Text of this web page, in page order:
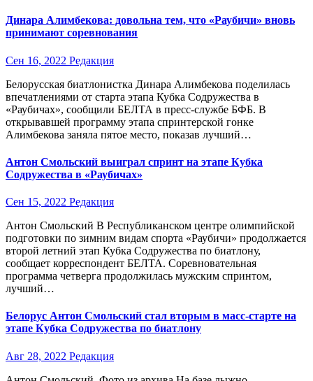
Динара Алимбекова: довольна тем, что «Раубичи» вновь
принимают соревнования
Сен 16, 2022 Редакция
Белорусская биатлонистка Динара Алимбекова поделилась
впечатлениями от старта этапа Кубка Содружества в
«Раубичах», сообщили БЕЛТА в пресс-службе БФБ. В
открывавшей программу этапа спринтерской гонке
Алимбекова заняла пятое место, показав лучший…
Антон Смольский выиграл спринт на этапе Кубка
Содружества в «Раубичах»
Сен 15, 2022 Редакция
Антон Смольский В Республиканском центре олимпийской
подготовки по зимним видам спорта «Раубичи» продолжается
второй летний этап Кубка Содружества по биатлону,
сообщает корреспондент БЕЛТА. Соревновательная
программа четверга продолжилась мужским спринтом,
лучший…
Белорус Антон Смольский стал вторым в масс-старте на
этапе Кубка Содружества по биатлону
Авг 28, 2022 Редакция